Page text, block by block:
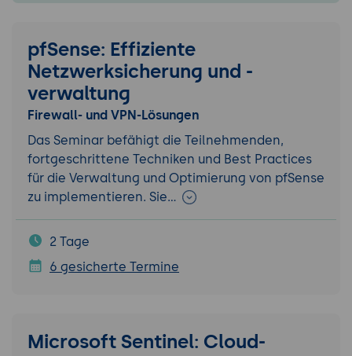
pfSense: Effiziente
Netzwerksicherung und -
verwaltung
Firewall- und VPN-Lösungen
Das Seminar befähigt die Teilnehmenden,
fortgeschrittene Techniken und Best Practices
für die Verwaltung und Optimierung von pfSense
zu implementieren. Sie…
2 Tage
6 gesicherte Termine
Microsoft Sentinel: Cloud-